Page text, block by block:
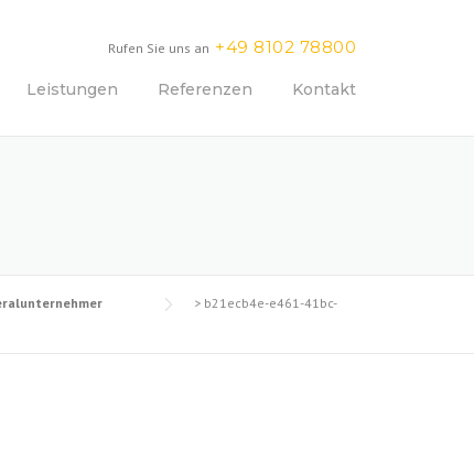
Rufen Sie uns an +49 8102 78800
Leistungen Referenzen Kontakt
> b21ecb4e-e461-41bc-